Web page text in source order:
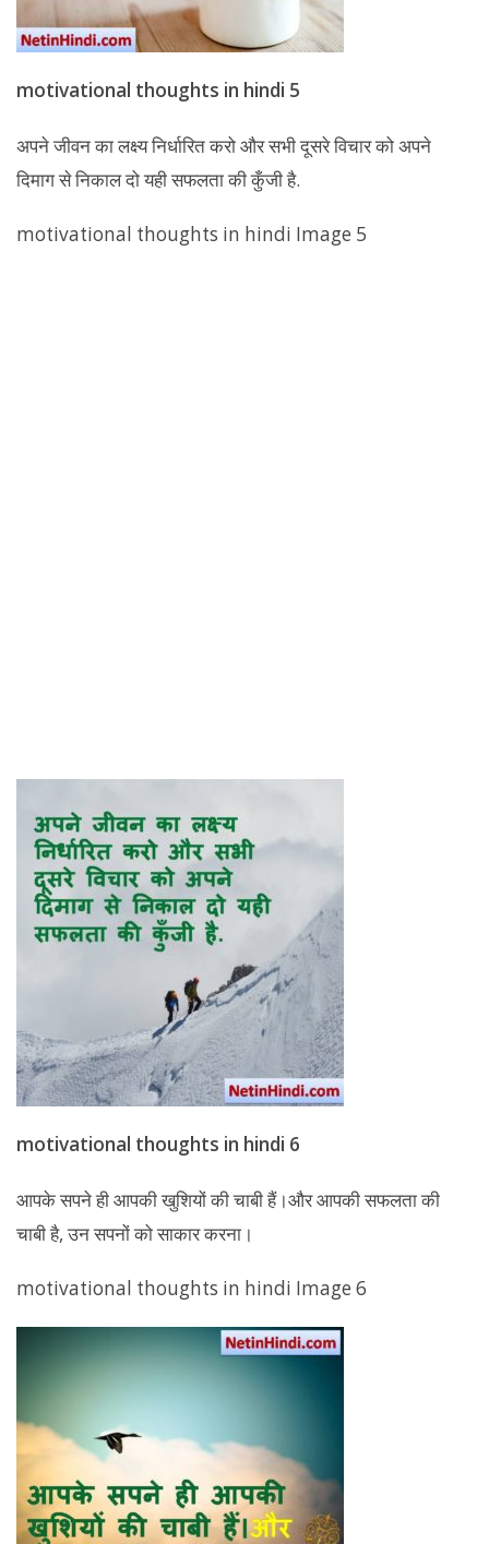
motivational thoughts in hindi 5
अपने जीवन का लक्ष्य निर्धारित करो और सभी दूसरे विचार को अपने
दिमाग से निकाल दो यही सफलता की कुँजी है.
motivational thoughts in hindi Image 5
motivational thoughts in hindi 6
आपके सपने ही आपकी खुशियों की चाबी हैं।और आपकी सफलता की
चाबी है, उन सपनों को साकार करना।
motivational thoughts in hindi Image 6